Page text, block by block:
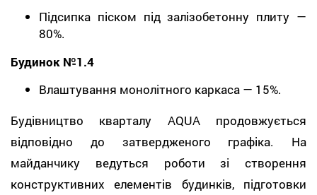
Підсипка піском під залізобетонну плиту —
80%.
Будинок №1.4
Влаштування монолітного каркаса — 15%.
Будівництво кварталу AQUA продовжується
відповідно до затвердженого графіка. На
майданчику ведуться роботи зі створення
конструктивних елементів будинків, підготовки